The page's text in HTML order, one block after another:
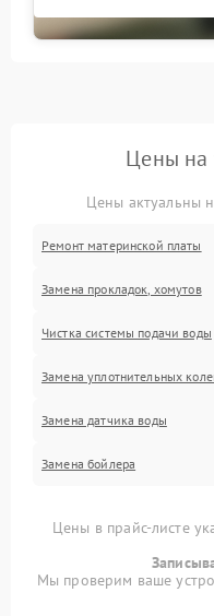
Цены на
Цены актуальны
Ремонт материнской платы
Замена прокладок, хомутов
Чистка системы подачи воды
Замена уплотнительных
Замена датчика воды
Замена бойлера
Цены в прайс-листе
Мы проверим ваше